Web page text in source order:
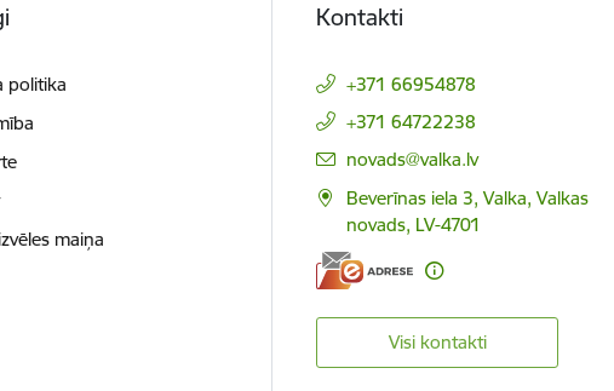
politika
maiņa
Kontakti
+371 66954878
+371 64722238
E-pasts:
novads@valka.lv
Beverīnas iela 3, Valka, Valkas
novads, LV-4701
Visi kontakti